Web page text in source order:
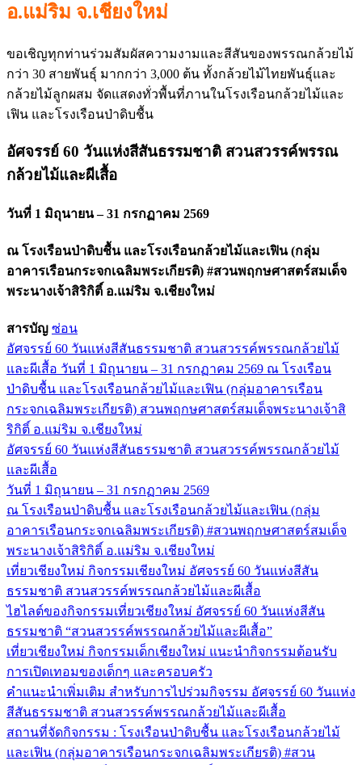
อ.แม่ริม จ.เชียงใหม่
ขอเชิญทุกท่านร่วมสัมผัสความงามและสีสันของพรรณกล้วยไม้
กว่า 30 สายพันธุ์ มากกว่า 3,000 ต้น ทั้งกล้วยไม้ไทยพันธุ์และ
กล้วยไม้ลูกผสม จัดแสดงทั่วพื้นที่ภานในโรงเรือนกล้วยไม้และ
เฟิน และโรงเรือนป่าดิบชื้น
อัศจรรย์ 60 วันแห่งสีสันธรรมชาติ สวนสวรรค์พรรณ
กล้วยไม้และผีเสื้อ
วันที่ 1 มิถุนายน – 31 กรกฏาคม 2569
ณ โรงเรือนป่าดิบชื้น และโรงเรือนกล้วยไม้และเฟิน (กลุ่ม
อาคารเรือนกระจกเฉลิมพระเกียรติ) #สวนพฤกษศาสตร์สมเด็จ
พระนางเจ้าสิริกิติ์ อ.แม่ริม จ.เชียงใหม่
สารบัญ ซ่อน
อัศจรรย์ 60 วันแห่งสีสันธรรมชาติ สวนสวรรค์พรรณกล้วยไม้
และผีเสื้อ วันที่ 1 มิถุนายน – 31 กรกฏาคม 2569 ณ โรงเรือน
ป่าดิบชื้น และโรงเรือนกล้วยไม้และเฟิน (กลุ่มอาคารเรือน
กระจกเฉลิมพระเกียรติ) สวนพฤกษศาสตร์สมเด็จพระนางเจ้าสิ
ริกิติ์ อ.แม่ริม จ.เชียงใหม่
อัศจรรย์ 60 วันแห่งสีสันธรรมชาติ สวนสวรรค์พรรณกล้วยไม้
และผีเสื้อ
วันที่ 1 มิถุนายน – 31 กรกฏาคม 2569
ณ โรงเรือนป่าดิบชื้น และโรงเรือนกล้วยไม้และเฟิน (กลุ่ม
อาคารเรือนกระจกเฉลิมพระเกียรติ) #สวนพฤกษศาสตร์สมเด็จ
พระนางเจ้าสิริกิติ์ อ.แม่ริม จ.เชียงใหม่
เที่ยวเชียงใหม่ กิจกรรมเชียงใหม่ อัศจรรย์ 60 วันแห่งสีสัน
ธรรมชาติ สวนสวรรค์พรรณกล้วยไม้และผีเสื้อ
ไฮไลต์ของกิจกรรมเที่ยวเชียงใหม่ อัศจรรย์ 60 วันแห่งสีสัน
ธรรมชาติ “สวนสวรรค์พรรณกล้วยไม้และผีเสื้อ”
เที่ยวเชียงใหม่ กิจกรรมเด็กเชียงใหม่ แนะนำกิจกรรมต้อนรับ
การเปิดเทอมของเด็กๆ และครอบครัว
คำแนะนำเพิ่มเติม สำหรับการไปร่วมกิจรรม อัศจรรย์ 60 วันแห่ง
สีสันธรรมชาติ สวนสวรรค์พรรณกล้วยไม้และผีเสื้อ
สถานที่จัดกิจกรรม : โรงเรือนป่าดิบชื้น และโรงเรือนกล้วยไม้
และเฟิน (กลุ่มอาคารเรือนกระจกเฉลิมพระเกียรติ) #สวน